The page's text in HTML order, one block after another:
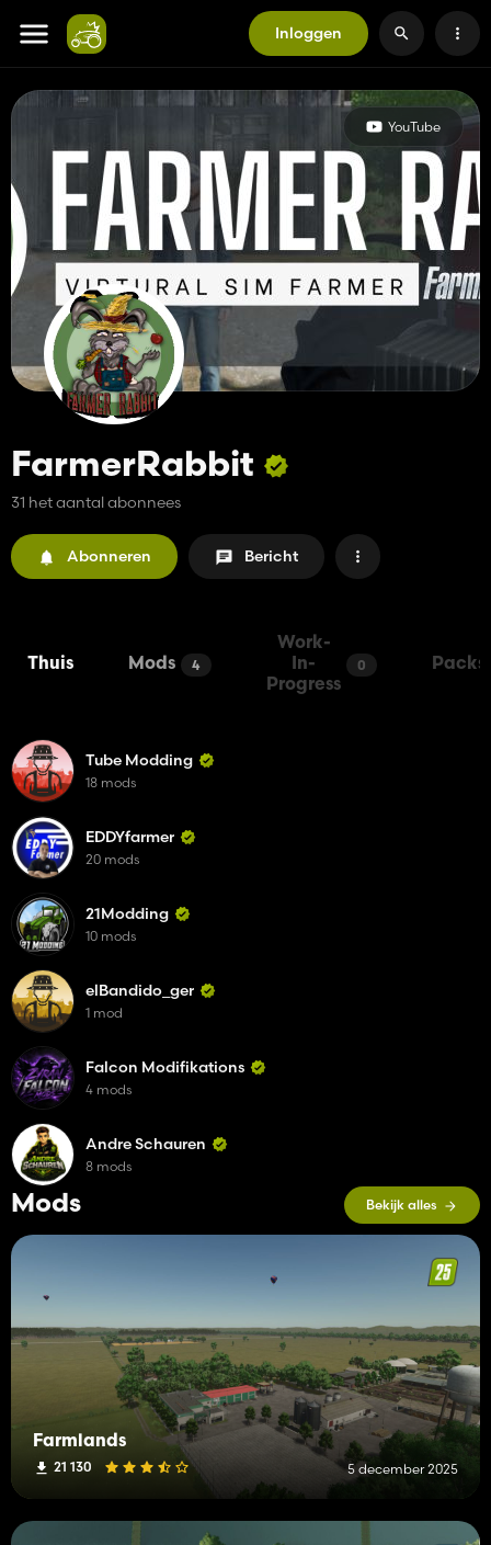
Inloggen
YouTube
FarmerRabbit
31 het aantal abonnees
Abonneren Bericht
Thuis Mods 4
Work-
In-
Progress
0 Packs
Mods Bekijk alles
Farmlands
21 130 5 december 2025
Tube Modding
18 mods
EDDYfarmer
20 mods
21Modding
10 mods
elBandido_ger
1 mod
Falcon Modifikations
4 mods
Andre Schauren
8 mods